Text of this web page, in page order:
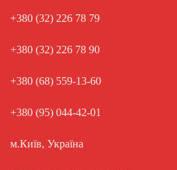
+380 (32) 226 78 79
+380 (32) 226 78 90
+380 (68) 559-13-60
+380 (95) 044-42-01
м.Київ, Україна